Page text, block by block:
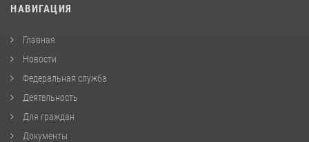
НАВИГАЦИЯ
Главная
Новости
Федеральная служба
Деятельность
Для граждан
Документы